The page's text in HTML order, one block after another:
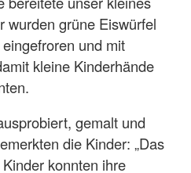
wurden grüne Eiswürfel
und mit
kleine Kinderhände
gemalt und
die Kinder: „Das
konnten ihre